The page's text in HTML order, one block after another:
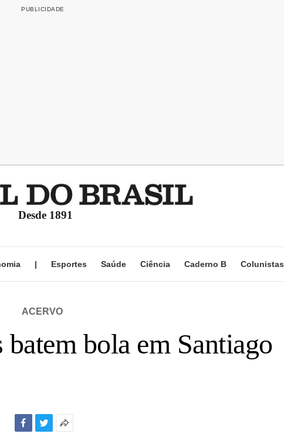
Desde 1891
| Esportes Saúde Ciência Caderno B Colunistas
ACERVO
bola em Santiago